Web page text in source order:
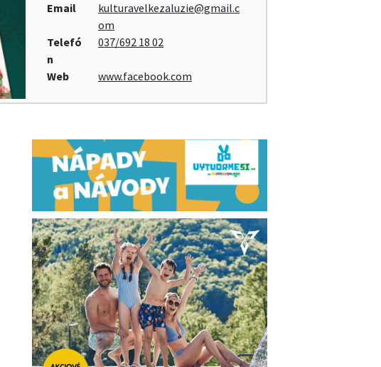
Email
kulturavelkezaluzie@gmail.c
om
Telefó
n
037/692 18 02
Web www.facebook.com